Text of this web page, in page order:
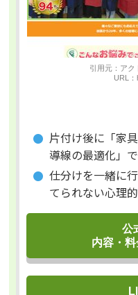
引用元：アク
URL
片付け後に「家
導線の最適化」
仕分けを一緒に
てられない心理
公
内容・